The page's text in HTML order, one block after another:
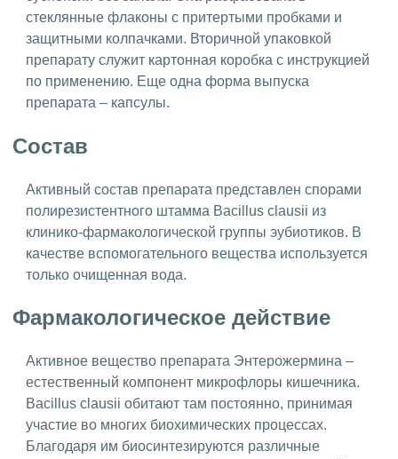
стеклянные флаконы с притертыми пробками и
защитными колпачками. Вторичной упаковкой
препарату служит картонная коробка с инструкцией
по применению. Еще одна форма выпуска
препарата – капсулы.
Состав
Активный состав препарата представлен спорами
полирезистентного штамма Bacillus clausii из
клинико-фармакологической группы эубиотиков. В
качестве вспомогательного вещества используется
только очищенная вода.
Фармакологическое действие
Активное вещество препарата Энтерожермина –
естественный компонент микрофлоры кишечника.
Bacillus clausii обитают там постоянно, принимая
участие во многих биохимических процессах.
Благодаря им биосинтезируются различные